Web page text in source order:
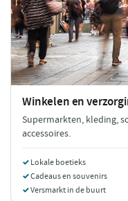
Winkelen en
Supermarkten, kleding,
accessoires.
Lokale boetieks
Cadeaus en souvenirs
Versmarkt in de buurt